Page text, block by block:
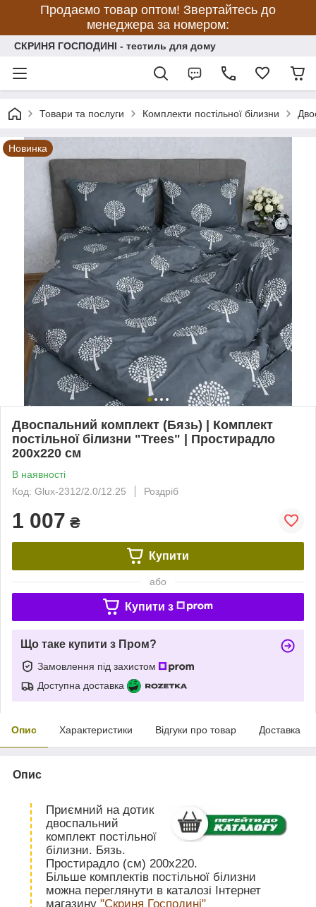
Продаємо товар оптом! Звертайтесь до
менеджера за номером:
СКРИНЯ ГОСПОДИНІ - тестиль для дому
Товари та послуги Комплекти постільної білизни
Новинка
Двоспальний комплект (Бязь) | Комплект
постільної білизни "Trees" | Простирадло
200х220 см
В наявності
Код: Glux-2312/2.0/12.25
Роздріб
1 007 ₴
Купити
або
Купити з
Що таке купити з Пром?
Замовлення під захистом
Доступна доставка
Опис Характеристики Відгуки про товар Доставка
Опис
Приємний на дотик
двоспальний
комплект постільної
білизни. Бязь.
Простирадло (см) 200х220.
Більше комплектів постільної білизни
можна переглянути в каталозі Інтернет
магазину "Скриня Господині"